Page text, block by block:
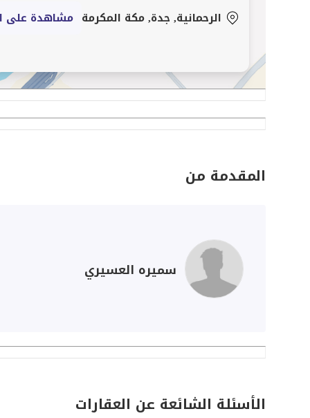
الرحمانية, جدة, مكة المكرمة مشاهدة على
المقدمة من
سميره العسيري
الأسئلة الشائعة عن العقارات